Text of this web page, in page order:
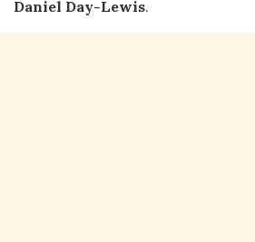
Daniel Day-Lewis.